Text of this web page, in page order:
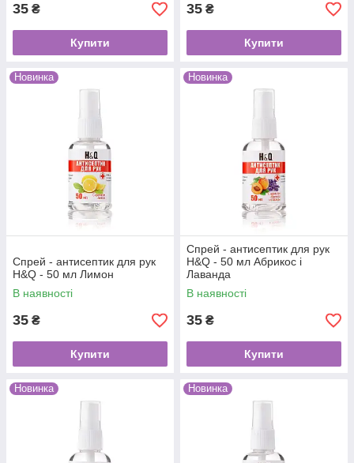
35 ₴
Купити
35 ₴
Купити
Новинка
Спрей - антисептик для рук
H&Q - 50 мл Лимон
В наявності
35 ₴
Купити
Новинка
Спрей - антисептик для рук
H&Q - 50 мл Абрикос і
Лаванда
В наявності
35 ₴
Купити
Новинка Новинка